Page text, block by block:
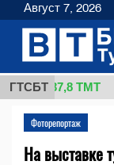
ГТСБТ
37,8 ТМТ
Фоторепортаж
На выставке
Август 7, 2026